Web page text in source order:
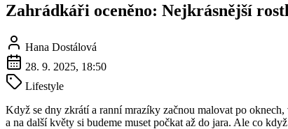
Zahrádkáři oceněno: Nejkrásnější
Hana Dostálová
28. 9. 2025, 18:50
Lifestyle
Když se dny zkrátí a ranní mrazíky začnou malovat po
a na další květy si budeme muset počkat až do jara. Ale co